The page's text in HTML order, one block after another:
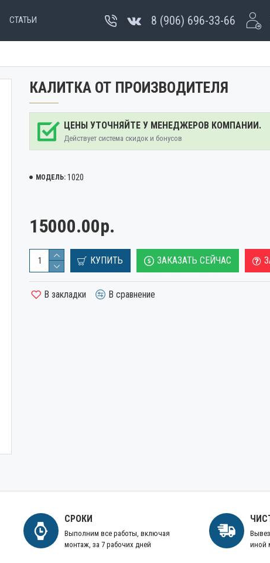
СТАТЬИ 8 (906) 696-33-66
КАЛИТКА ОТ ПРОИЗВОДИТЕЛЯ
ЦЕНЫ УТОЧНЯЙТЕ У МЕНЕДЖЕРОВ КОМПАНИИ.
Действует система скидок и бонусов
МОДЕЛЬ: 1020
15000.00р.
КУПИТЬ ЗАКАЗАТЬ СЕЙЧАС
В закладки В сравнение
СРОКИ
Выполним все работы, включая
монтаж, за 7 рабочих дней
иной